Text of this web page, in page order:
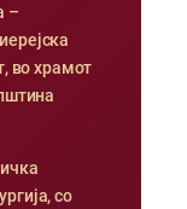
–
во храмот
со